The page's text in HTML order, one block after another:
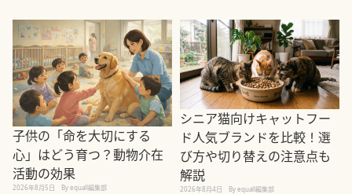
子供の「命を大切にする
心」はどう育つ？動物介在
活動の効果
2026年8月5日 By equall編集部
シニア猫向けキャットフー
ド人気ブランドを比較！選
び方や切り替えの注意点も
解説
2026年8月4日 By equall編集部